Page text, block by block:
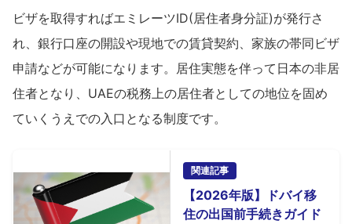
ビザを取得すればエミレーツID(居住者身分証)が発行さ
れ、銀行口座の開設や現地での賃貸契約、家族の帯同ビザ
申請などが可能になります。居住実態を伴って日本の非居
住者となり、UAEの税務上の居住者としての地位を固め
ていくうえでの入口となる制度です。
関連記事
【2026年版】ドバイ移
住の出国前手続きガイド